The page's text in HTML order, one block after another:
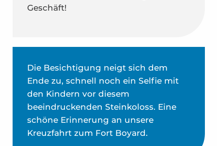
Geschäft!
Die Besichtigung neigt sich dem
Ende zu, schnell noch ein Selfie mit
den Kindern vor diesem
beeindruckenden Steinkoloss. Eine
schöne Erinnerung an unsere
Kreuzfahrt zum Fort Boyard.